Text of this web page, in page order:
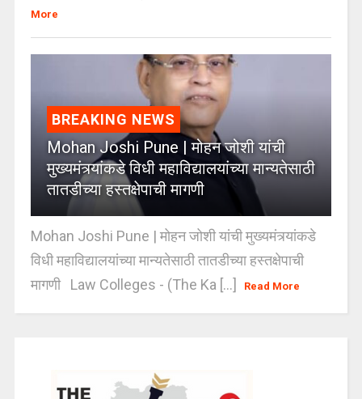
More
BREAKING NEWS
Mohan Joshi Pune | मोहन जोशी यांची
मुख्यमंत्र्यांकडे विधी महाविद्यालयांच्या मान्यतेसाठी
तातडीच्या हस्तक्षेपाची मागणी
Mohan Joshi Pune | मोहन जोशी यांची मुख्यमंत्र्यांकडे
विधी महाविद्यालयांच्या मान्यतेसाठी तातडीच्या हस्तक्षेपाची
मागणी Law Colleges - (The Ka [...]
Read More